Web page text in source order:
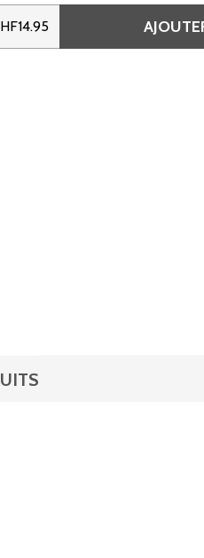
DE PINCES GUICHES
LA QUANTITÉ DE PINCES